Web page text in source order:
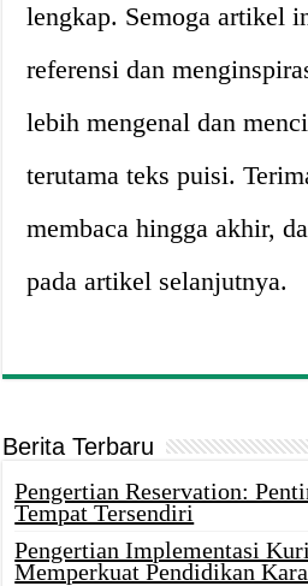
lengkap. Semoga artikel
referensi dan
lebih mengenal dan
terutama teks puisi.
membaca hingga akhir,
pada artikel selanjutnya.
Berita Terbaru
Pengertian Reservation:
Tempat Tersendiri
Pengertian Implementasi
Memperkuat Pendidikan